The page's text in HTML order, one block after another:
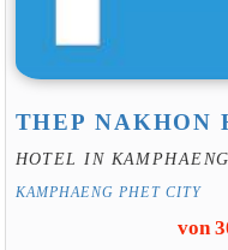
THEP NAKHON
HOTEL IN
KAMPHAENG PHET CITY
von